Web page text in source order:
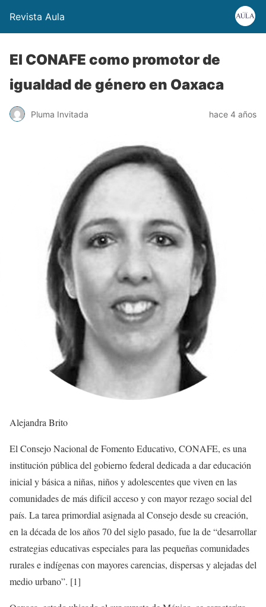
Revista Aula
El CONAFE como promotor de
igualdad de género en Oaxaca
Pluma Invitada hace 4 años
Alejandra Brito
El Consejo Nacional de Fomento Educativo, CONAFE, es una
institución pública del gobierno federal dedicada a dar educación
inicial y básica a niñas, niños y adolescentes que viven en las
comunidades de más difícil acceso y con mayor rezago social del
país. La tarea primordial asignada al Consejo desde su creación,
en la década de los años 70 del siglo pasado, fue la de “desarrollar
estrategias educativas especiales para las pequeñas comunidades
rurales e indígenas con mayores carencias, dispersas y alejadas del
medio urbano”. [1]